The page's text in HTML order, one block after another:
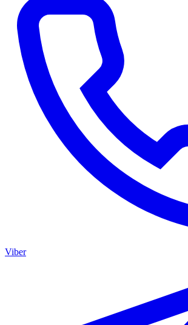
Viber